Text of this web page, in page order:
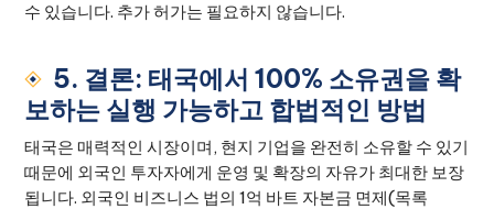
수 있습니다. 추가 허가는 필요하지 않습니다.
5. 결론: 태국에서 100% 소유권을 확
보하는 실행 가능하고 합법적인 방법
태국은 매력적인 시장이며, 현지 기업을 완전히 소유할 수 있기
때문에 외국인 투자자에게 운영 및 확장의 자유가 최대한 보장
됩니다. 외국인 비즈니스 법의 1억 바트 자본금 면제(목록